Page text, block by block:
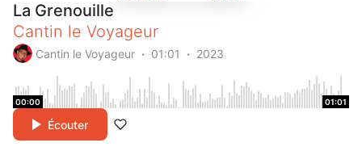
La Grenouille
Cantin le Voyageur
Cantin le Voyageur 01:01 2023
00:00 01:01
Écouter